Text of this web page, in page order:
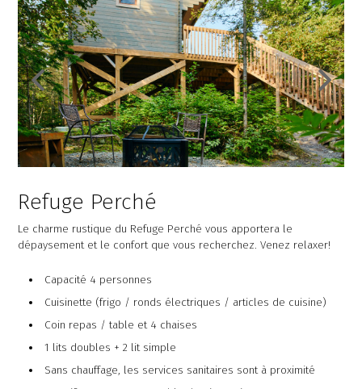
Refuge Perché
Le charme rustique du Refuge Perché vous apportera le
dépaysement et le confort que vous recherchez. Venez relaxer!
Capacité 4 personnes
Cuisinette (frigo / ronds électriques / articles de cuisine)
Coin repas / table et 4 chaises
1 lits doubles + 2 lit simple
Sans chauffage, les services sanitaires sont à proximité